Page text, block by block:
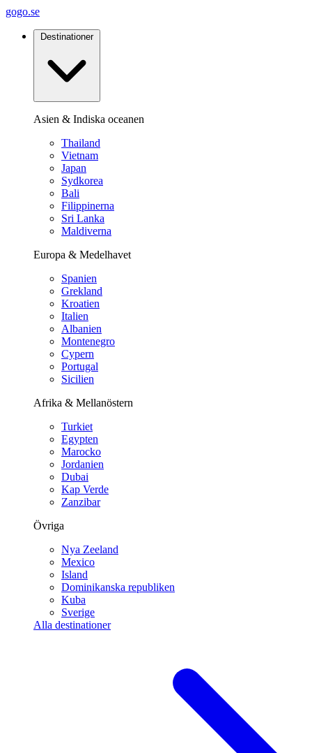
gogo.se
Destinationer
Asien & Indiska oceanen
Thailand
Vietnam
Japan
Sydkorea
Bali
Filippinerna
Sri Lanka
Maldiverna
Europa & Medelhavet
Spanien
Grekland
Kroatien
Italien
Albanien
Montenegro
Cypern
Portugal
Sicilien
Afrika & Mellanöstern
Turkiet
Egypten
Marocko
Jordanien
Dubai
Kap Verde
Zanzibar
Övriga
Nya Zeeland
Mexico
Island
Dominikanska republiken
Kuba
Sverige
Alla destinationer